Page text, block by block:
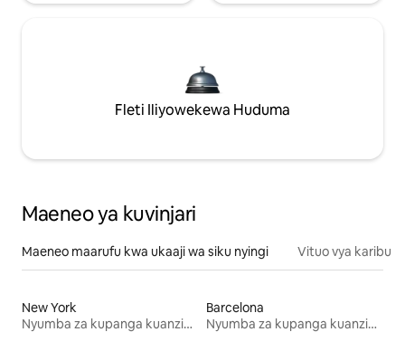
Fleti Iliyowekewa Huduma
Maeneo ya kuvinjari
Maeneo maarufu kwa ukaaji wa siku nyingi Vituo vya karibu
New York
Nyumba za kupanga kuanzia mwezi mmoja
Barcelona
Nyumba za kupanga kuanzia mwezi mmoja